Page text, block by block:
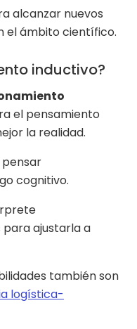
alcanzar nuevos
el ámbito científico.
inductivo?
el pensamiento
la realidad.
pensar
cognitivo.
ajustarla a
también son
logística-